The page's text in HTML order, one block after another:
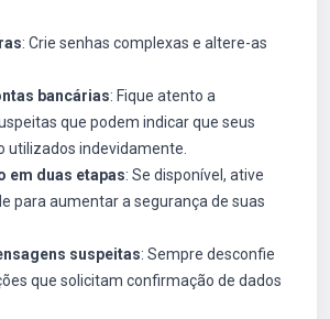
: Crie senhas complexas e altere-as
bancárias: Fique atento a
que podem indicar que seus
utilizados indevidamente.
em duas etapas: Se disponível, ative
para aumentar a segurança de suas
suspeitas: Sempre desconfie
que solicitam confirmação de dados